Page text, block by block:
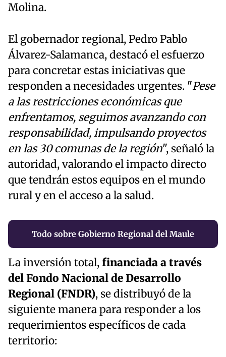
Molina.
El gobernador regional, Pedro Pablo
Álvarez-Salamanca, destacó el esfuerzo
para concretar estas iniciativas que
responden a necesidades urgentes. "Pese
a las restricciones económicas que
enfrentamos, seguimos avanzando con
responsabilidad, impulsando proyectos
en las 30 comunas de la región", señaló la
autoridad, valorando el impacto directo
que tendrán estos equipos en el mundo
rural y en el acceso a la salud.
Todo sobre Gobierno Regional del Maule
La inversión total,financiada a través
del Fondo Nacional de Desarrollo
Regional (FNDR), se distribuyó de la
siguiente manera para responder a los
requerimientos específicos de cada
territorio: